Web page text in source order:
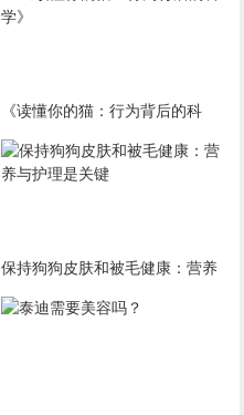
《读懂你的猫：行为背后的科
学》
保持狗狗皮肤和被毛健康：营养
与护理是关键